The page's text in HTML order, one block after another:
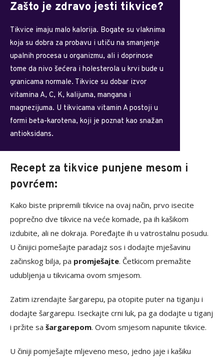
Zašto je zdravo jesti tikvice?
Tikvice imaju malo kalorija. Bogate su vlaknima
koja su dobra za probavu i utiču na smanjenje
upalnih procesa u organizmu, ali i doprinose
tome da nivo šećera i holesterola u krvi bude u
granicama normale. Tikvice su dobar izvor
vitamina A, C, K, kalijuma, mangana i
magnezijuma. U tikvicama vitamin A postoji u
formi beta-karotena, koji je poznat kao snažan
antioksidans.
Recept za tikvice punjene mesom i
povrćem:
Kako biste pripremili tikvice na ovaj način, prvo isecite
poprečno dve tikvice na veće komade, pa ih kašikom
izdubite, ali ne dokraja. Poređajte ih u vatrostalnu posudu.
U činijici pomešajte paradajz sos i dodajte mješavinu
začinskog bilja, pa promješajte. Četkicom premažite
udubljenja u tikvicama ovom smjesom.
Zatim izrendajte šargarepu, pa otopite puter na tiganju i
dodajte šargarepu. Iseckajte crni luk, pa ga dodajte u tiganj
i pržite sa šargarepom. Ovom smjesom napunite tikvice.
U činiji pomješajte mljeveno meso, jedno jaje i kašiku